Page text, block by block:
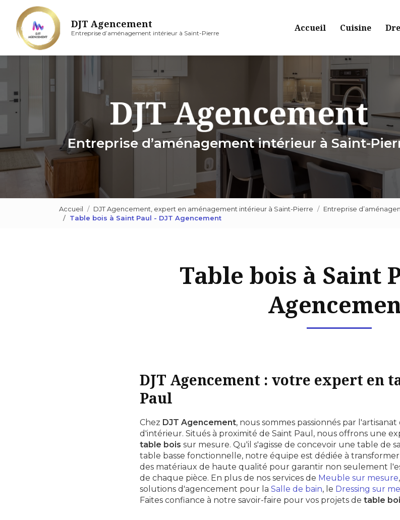
contenu
principal
DJT Agencement
Entreprise d’aménagement intérieur à Saint-Pierre Accueil Cuisine
Entreprise d’aménagement intérieur à Saint-
Accueil DJT Agencement, expert en aménagement intérieur à Saint-Pierre
Entreprise
Table bois à Saint Paul - DJT Agencement
Table bois à Saint
DJT Agencement : votre expert en
Paul
Chez DJT Agencement, nous sommes passionnés par
d'intérieur. Situés à proximité de Saint Paul, nous offrons une
table bois sur mesure. Qu'il s'agisse de concevoir une table de
table basse fonctionnelle, notre équipe est dédiée à
des matériaux de haute qualité pour garantir non seulement
de chaque pièce. En plus de nos services de Meuble sur mesure
solutions d'agencement pour la Salle de bain, le Dressing sur
Faites confiance à notre savoir-faire pour vos projets de table